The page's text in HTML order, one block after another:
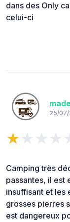
dans des Only
celui-ci
25/
Camping très
passantes, il est
insuffisant et les
grosses pierres
est dangereux